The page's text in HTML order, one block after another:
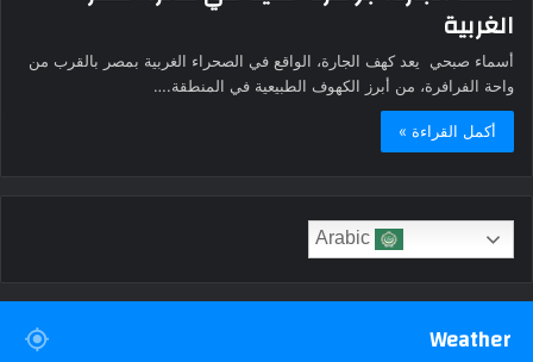
الغربية
أسماء صبحي يعد كهف الجارة، الواقع في الصحراء الغربية بمصر بالقرب من
واحة الفرافرة، من أبرز الكهوف الطبيعية في المنطقة.…
أكمل القراءة »
Weather